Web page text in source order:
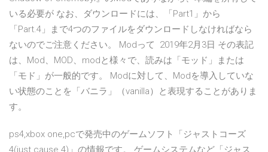
いる必要が なお、ダウンロードには、「Part1」から
「Part.4」まで4つのファイルをダウンロードしなければなら
ないのでご注意ください。 Modって 2019年2月3日 その表記
は、Mod、MOD、modと様々で、読みは「モッド」または
「モド」が一般的です。 Modに対して、Modを導入していな
い状態のことを「バニラ」（vanilla）と表現することがありま
す。
ps4,xbox one,pcで発売中のゲームソフト「ジャストコーズ